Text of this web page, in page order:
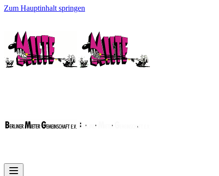
Zum Hauptinhalt springen